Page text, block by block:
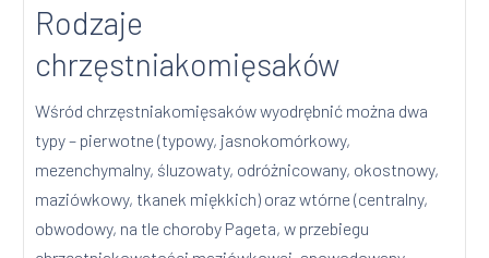
Rodzaje
chrzęstniakomięsaków
Wśród chrzęstniakomięsaków wyodrębnić można dwa
typy – pierwotne (typowy, jasnokomórkowy,
mezenchymalny, śluzowaty, odróżnicowany, okostnowy,
maziówkowy, tkanek miękkich) oraz wtórne (centralny,
obwodowy, na tle choroby Pageta, w przebiegu